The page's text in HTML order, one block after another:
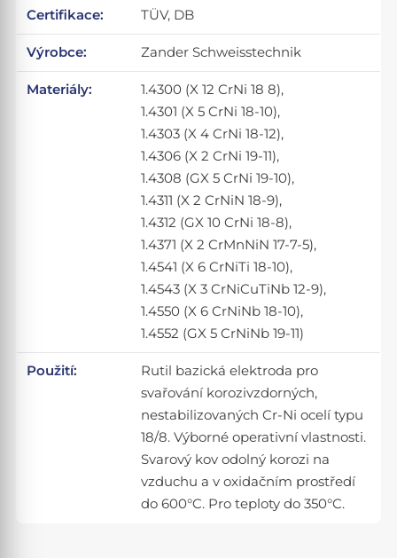
Certifikace: TÜV, DB
Výrobce: Zander Schweisstechnik
Materiály:
1.4300 (X 12 CrNi 18 8),
1.4301 (X 5 CrNi 18-10),
1.4303 (X 4 CrNi 18-12),
1.4306 (X 2 CrNi 19-11),
1.4308 (GX 5 CrNi 19-10),
1.4311 (X 2 CrNiN 18-9),
1.4312 (GX 10 CrNi 18-8),
1.4371 (X 2 CrMnNiN 17-7-5),
1.4541 (X 6 CrNiTi 18-10),
1.4543 (X 3 CrNiCuTiNb 12-9),
1.4550 (X 6 CrNiNb 18-10),
1.4552 (GX 5 CrNiNb 19-11)
Použití:
Rutil bazická elektroda pro
svařování korozivzdorných,
nestabilizovaných Cr-Ni ocelí typu
18/8. Výborné operativní vlastnosti.
Svarový kov odolný korozi na
vzduchu a v oxidačním prostředí
do 600°C. Pro teploty do 350°C.